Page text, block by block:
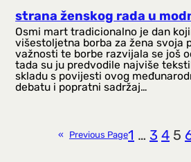
strana ženskog rada u
Osmi mart tradicionalno je dan
višestoljetna borba za žena svoja
važnosti te borbe razvijala se još
tada su ju predvodile najviše
skladu s povijesti ovog
debatu i popratni sadržaj…
« Previous Page1 … 3 4 5